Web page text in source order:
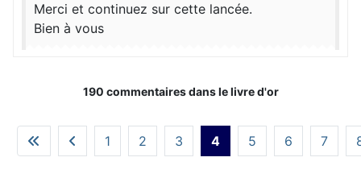
Merci et continuez sur cette lancée.
Bien à vous
190 commentaires dans le livre d'or
1 2 3 4 5 6 7